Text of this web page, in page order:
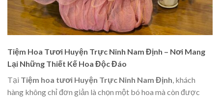
Tiệm Hoa Tươi Huyện Trực Ninh Nam Định – Nơi Mang
Lại Những Thiết Kế Hoa Độc Đáo
Tại Tiệm hoa tươi Huyện Trực Ninh Nam Định, khách
hàng không chỉ đơn giản là chọn một bó hoa mà còn được